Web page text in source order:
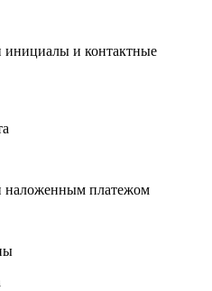
инициалы и контактные
наложенным платежом